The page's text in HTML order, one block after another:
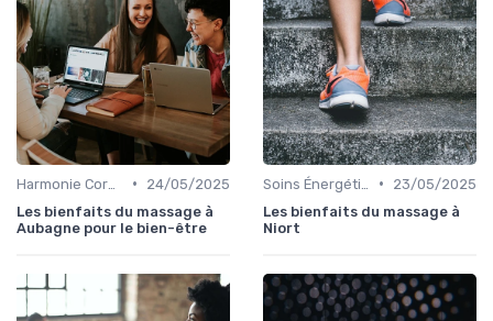
•
24/05/2025
Les bienfaits du massage à
Aubagne pour le bien-être
•
23/05/2025
Les bienfaits du massage à
Niort